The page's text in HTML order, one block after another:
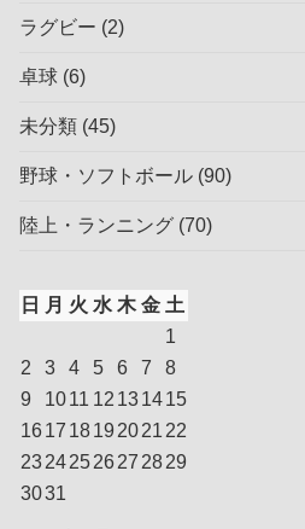
ラグビー (2)
卓球 (6)
未分類 (45)
野球・ソフトボール (90)
陸上・ランニング (70)
日 月 火 水 木 金 土
1
2
3 4 5 6 7
8
9
1011 12 131415
1617 1819 2021 22
2324252627 2829
3031